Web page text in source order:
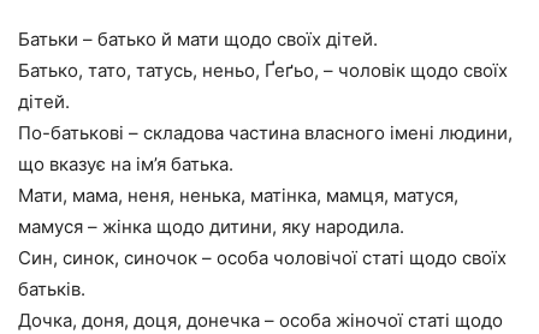
Батьки – батько й мати щодо своїх дітей.
Батько, тато, татусь, неньо, Ґеґьо, – чоловік щодо своїх
дітей.
По-батькові – складова частина власного імені людини,
що вказує на ім’я батька.
Мати, мама, неня, ненька, матінка, мамця, матуся,
мамуся – жінка щодо дитини, яку народила.
Син, синок, синочок – особа чоловічої статі щодо своїх
батьків.
Дочка, доня, доця, донечка – особа жіночої статі щодо